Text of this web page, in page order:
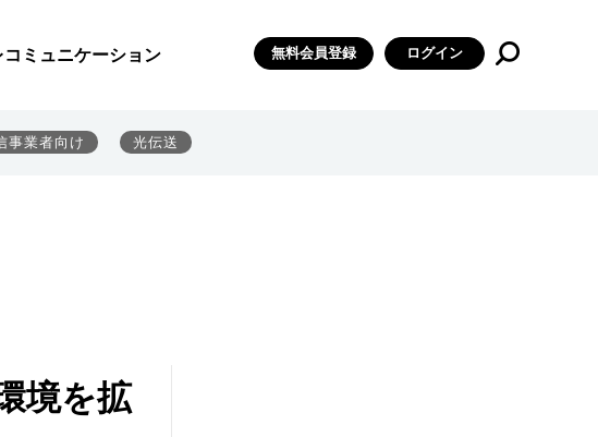
コミュニケーション 無料会員登録 ログイン
事業者向け 光伝送
境を拡